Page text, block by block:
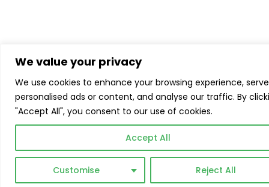
We value your privacy
We use cookies to enhance your browsing experience, serve
personalised ads or content, and analyse our traffic. By
"Accept All", you consent to our use of cookies.
Customise Reject All
Accept All